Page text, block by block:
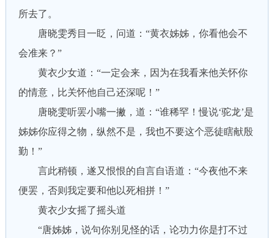
所去了。
唐晓雯秀目一眨，问道：“黄衣姊姊，你看他会不
会准来？”
黄衣少女道：“一定会来，因为在我看来他关怀你
的情意，比关怀他自己还深呢！”
唐晓雯听罢小嘴一撇，道：“谁稀罕！慢说‘驼龙’是
姊姊你应得之物，纵然不是，我也不要这个恶徒瞎献殷
勤！”
言此稍顿，遂又恨恨的自言自语道：“今夜他不来
便罢，否则我定要和他以死相拼！”
黄衣少女摇了摇头道
“唐姊姊，说句你别见怪的话，论功力你是打不过